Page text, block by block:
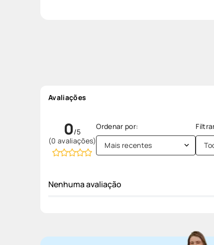
Avaliações
0
(0 avaliações) Mais recentes
Nenhuma avaliação